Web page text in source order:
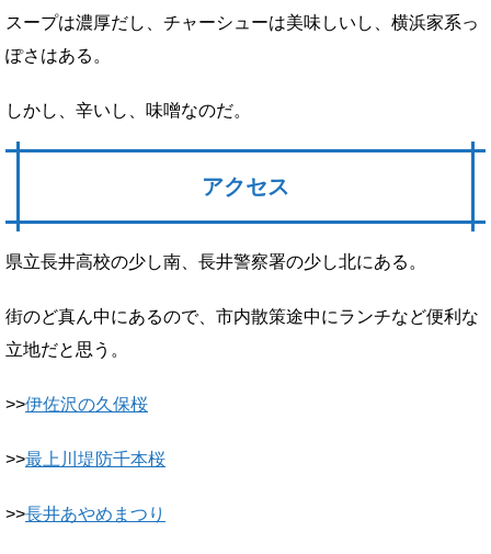
スープは濃厚だし、チャーシューは美味しいし、横浜家系っ
ぽさはある。
しかし、辛いし、味噌なのだ。
アクセス
県立長井高校の少し南、長井警察署の少し北にある。
街のど真ん中にあるので、市内散策途中にランチなど便利な
立地だと思う。
>>伊佐沢の久保桜
>>最上川堤防千本桜
>>長井あやめまつり